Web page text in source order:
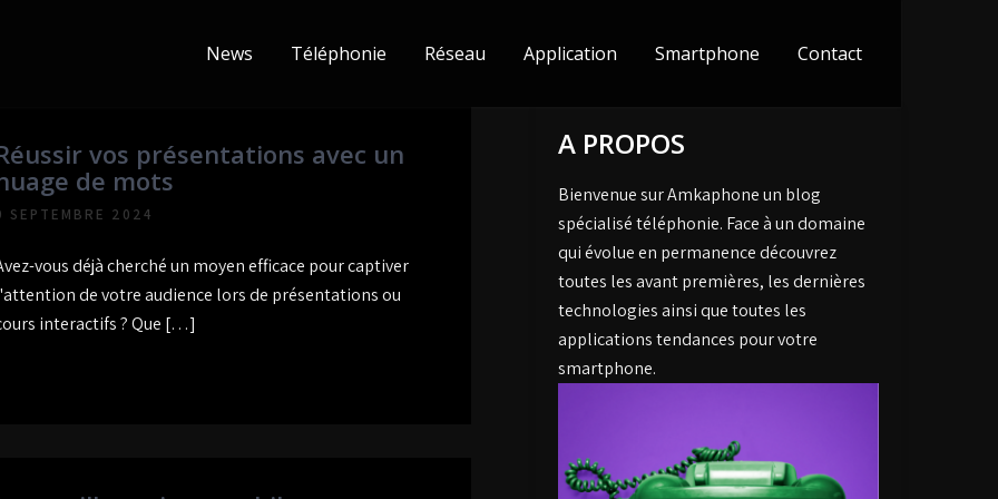
News Téléphonie Réseau Application Smartphone Contact
vos présentations avec un
de mots
SEPTEMBRE 2024
vous déjà cherché un moyen efficace pour captiver
de votre audience lors de présentations ou
interactifs ? Que […]
A PROPOS
Bienvenue sur Amkaphone un blog
spécialisé téléphonie. Face à un domaine
qui évolue en permanence découvrez
toutes les avant premières, les dernières
technologies ainsi que toutes les
applications tendances pour votre
smartphone.